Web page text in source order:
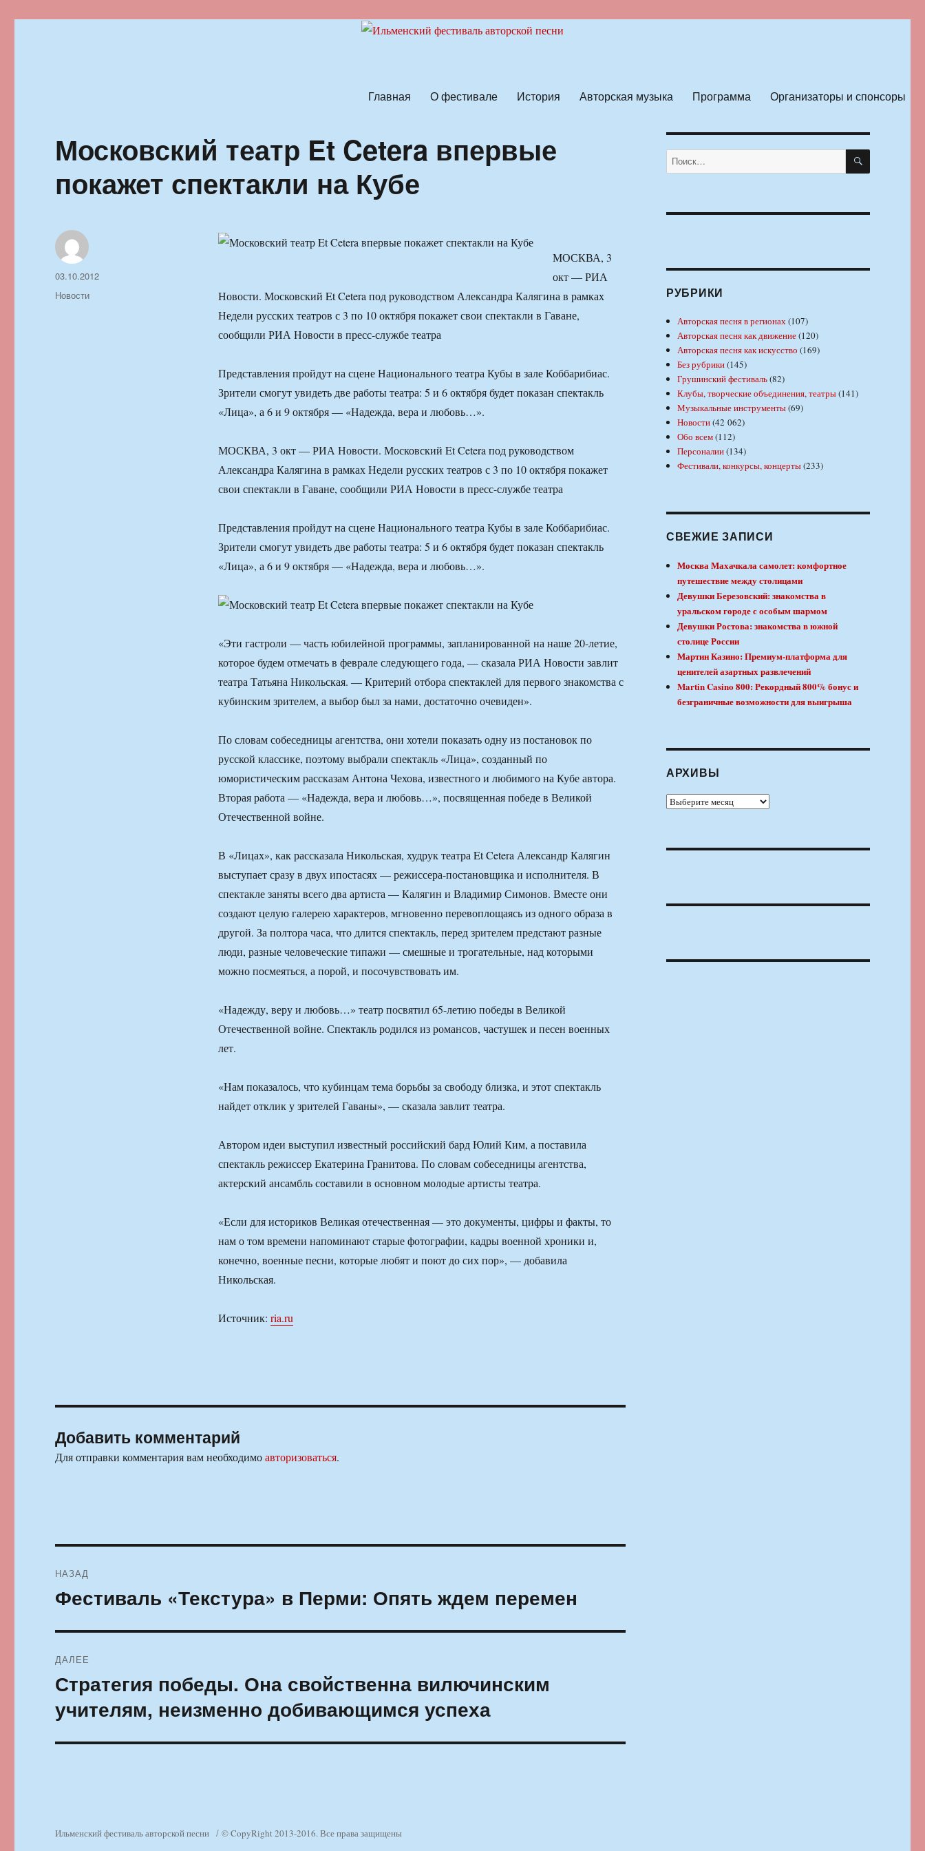
Главная О фестивале История Авторская музыка Программа Организаторы и спонсоры
Московский театр Et Cetera впервые
покажет спектакли на Кубе
МОСКВА, 3
окт — РИА
Новости. Московский Et Cetera под руководством Александра Калягина в рамках
Недели русских театров с 3 по 10 октября покажет свои спектакли в Гаване,
сообщили РИА Новости в пресс-службе театра
Представления пройдут на сцене Национального театра Кубы в зале Коббарибиас.
Зрители смогут увидеть две работы театра: 5 и 6 октября будет показан спектакль
«Лица», а 6 и 9 октября — «Надежда, вера и любовь…».
МОСКВА, 3 окт — РИА Новости. Московский Et Cetera под руководством
Александра Калягина в рамках Недели русских театров с 3 по 10 октября покажет
свои спектакли в Гаване, сообщили РИА Новости в пресс-службе театра
Представления пройдут на сцене Национального театра Кубы в зале Коббарибиас.
Зрители смогут увидеть две работы театра: 5 и 6 октября будет показан спектакль
«Лица», а 6 и 9 октября — «Надежда, вера и любовь…».
«Эти гастроли — часть юбилейной программы, запланированной на наше 20-летие,
которое будем отмечать в феврале следующего года, — сказала РИА Новости завлит
театра Татьяна Никольская. — Критерий отбора спектаклей для первого знакомства с
кубинским зрителем, а выбор был за нами, достаточно очевиден».
По словам собеседницы агентства, они хотели показать одну из постановок по
русской классике, поэтому выбрали спектакль «Лица», созданный по
юмористическим рассказам Антона Чехова, известного и любимого на Кубе автора.
Вторая работа — «Надежда, вера и любовь…», посвященная победе в Великой
Отечественной войне.
В «Лицах», как рассказала Никольская, худрук театра Et Cetera Александр Калягин
выступает сразу в двух ипостасях — режиссера-постановщика и исполнителя. В
спектакле заняты всего два артиста — Калягин и Владимир Симонов. Вместе они
создают целую галерею характеров, мгновенно перевоплощаясь из одного образа в
другой. За полтора часа, что длится спектакль, перед зрителем предстают разные
люди, разные человеческие типажи — смешные и трогательные, над которыми
можно посмеяться, а порой, и посочувствовать им.
«Надежду, веру и любовь…» театр посвятил 65-летию победы в Великой
Отечественной войне. Спектакль родился из романсов, частушек и песен военных
лет.
«Нам показалось, что кубинцам тема борьбы за свободу близка, и этот спектакль
найдет отклик у зрителей Гаваны», — сказала завлит театра.
Автором идеи выступил известный российский бард Юлий Ким, а поставила
спектакль режиссер Екатерина Гранитова. По словам собеседницы агентства,
актерский ансамбль составили в основном молодые артисты театра.
«Если для историков Великая отечественная — это документы, цифры и факты, то
нам о том времени напоминают старые фотографии, кадры военной хроники и,
конечно, военные песни, которые любят и поют до сих пор», — добавила
Никольская.
Источник: ria.ru
Автор
Опубликовано
03.10.2012
Рубрики
Новости
Добавить комментарий
Для отправки комментария вам необходимоавторизоваться.
по
НАЗАД
Предыдущая
Фестиваль «Текстура» в Перми: Опять ждем перемен
ДАЛЕЕ
Следующая
запись:
Стратегия победы. Она свойственна вилючинским
учителям, неизменно добивающимся успеха
Искать: ПОИСК
РУБРИКИ
Авторская песня в регионах(107)
Авторская песня как движение(120)
Авторская песня как искусство (169)
Без рубрики(145)
Грушинский фестиваль(82)
Клубы, творческие объединения, театры(141)
Музыкальные инструменты(69)
Новости(42 062)
Обо всем(112)
Персоналии(134)
Фестивали, конкурсы, концерты(233)
СВЕЖИЕ ЗАПИСИ
Москва Махачкала самолет: комфортное
путешествие между столицами
Девушки Березовский: знакомства в
уральском городе с особым шармом
Девушки Ростова: знакомства в южной
столице России
Мартин Казино: Премиум-платформа для
ценителей азартных развлечений
Martin Casino 800: Рекордный 800% бонус и
безграничные возможности для выигрыша
АРХИВЫ
Архивы
Ильменский фестиваль авторской песни © CopyRight 2013-2016. Все права защищены